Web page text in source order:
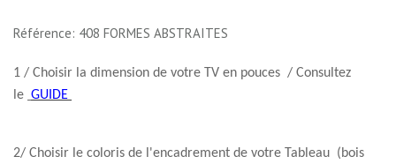
Référence: 408 FORMES ABSTRAITES
1 / Choisir la dimension de votre TV en pouces / Consultez
le GUIDE
2/ Choisir le coloris de l'encadrement de votre Tableau (bois